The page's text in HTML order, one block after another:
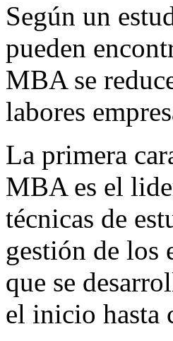
Según un
pueden
MBA se
labores
La primera
MBA es el
técnicas de
gestión de los
que se
el inicio hasta